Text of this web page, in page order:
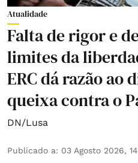
Atualidade
Falta de rigor e
limites da
ERC dá razão ao
queixa contra o
DN/Lusa
Publicado a: 03 Agosto 2026,